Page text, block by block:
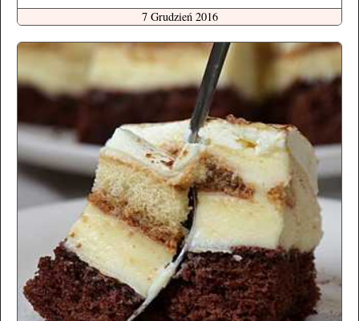
7 Grudzień 2016